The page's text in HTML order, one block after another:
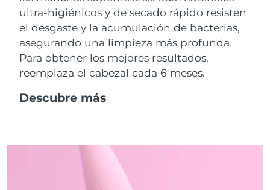
ultra-higiénicos y de secado rápido resisten
el desgaste y la acumulación de bacterias,
asegurando una limpieza más profunda.
Para obtener los mejores resultados,
reemplaza el cabezal cada 6 meses.
Descubre más